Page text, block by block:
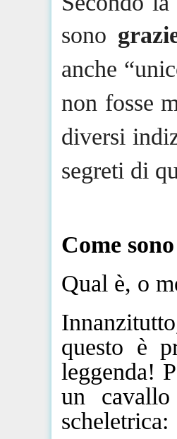
sono
anche
non fosse
diversi
segreti di
Come
Qual è, o
questo è
leggenda!
un
scheletrica: